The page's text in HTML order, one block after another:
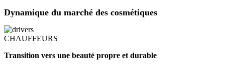
Dynamique du marché des cosmétiques
CHAUFFEURS
Transition vers une beauté propre et durable